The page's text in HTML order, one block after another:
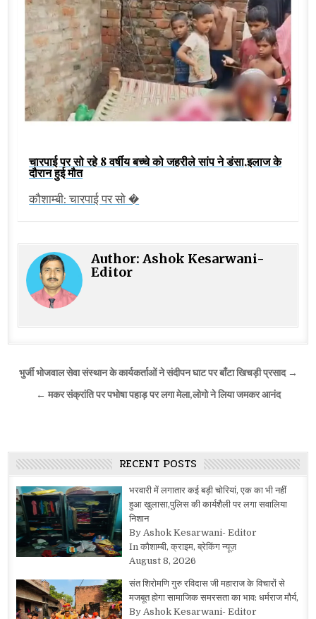
चारपाई पर सो रहे 8 वर्षीय बच्चे को जहरीले सांप ने डंसा,इलाज के
दौरान हुई मौत
कौशाम्बी: चारपाई पर सो �
Author:Ashok Kesarwani-
Editor
Post
navigation
भुर्जी भोजवाल सेवा संस्थान के कार्यकर्ताओं ने संदीपन घाट पर बाँटा खिचड़ी प्रसाद →
← मकर संक्रांति पर पभोषा पहाड़ पर लगा मेला,लोगो ने लिया जमकर आनंद
RECENT POSTS
भरवारी में लगातार कई बड़ी चोरियां, एक का भी नहीं
हुआ खुलासा,पुलिस की कार्यशैली पर लगा सवालिया
निशान
By Ashok Kesarwani- Editor
In कौशाम्बी, क्राइम, ब्रेकिंग न्यूज़
August 8, 2026
संत शिरोमणि गुरु रविदास जी महाराज के विचारों से
मजबूत होगा सामाजिक समरसता का भाव: धर्मराज मौर्य,
By Ashok Kesarwani- Editor